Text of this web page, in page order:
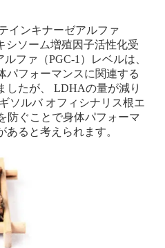
インキナーゼアルファ
シソーム増殖因子活性化受
ファ（PGC-1）レベルは、
パフォーマンスに関連する
したが、 LDHAの量が減り
ソルバ オフィシナリス根エ
防ぐことで身体パフォーマ
ると考えられます。